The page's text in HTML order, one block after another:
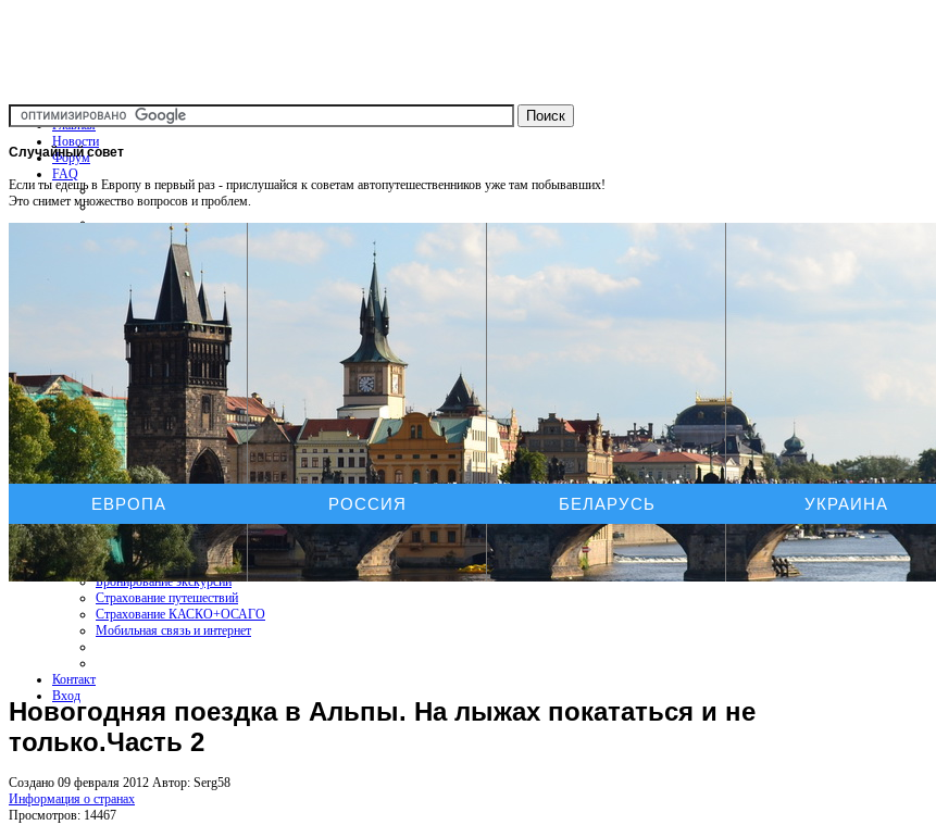
Главная
Новости
Форум
FAQ
Общая информация
Советы Автотуристу
Правила дор.движения
Карты и путеводители
Интерактивная карта
Карты платных дорог
Карта сайта
Услуги On-line
Бронирование отелей
Бронирование автомобиля
Бронирование экскурсий
Страхование путешествий
Страхование КАСКО+ОСАГО
Мобильная связь и интернет
Контакт
Вход
Случайныйсовет
Если ты едешь в Европу в первый раз - прислушайся к советам автопутешественников уже там побывавших!
Это снимет множество вопросов и проблем.
ЕВРОПА РОССИЯ БЕЛАРУСЬ УКРАИНА
Новогодняя поездка в Альпы. На лыжах покататься и не
только.Часть 2
Создано 09 февраля 2012 Автор: Serg58
Информация о странах
Просмотров: 14467